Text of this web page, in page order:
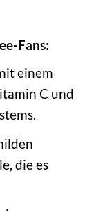
Fans:
einem
C und
die es